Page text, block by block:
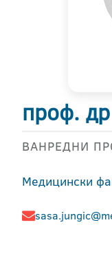
проф.
ВАНРЕДНИ
Медицински